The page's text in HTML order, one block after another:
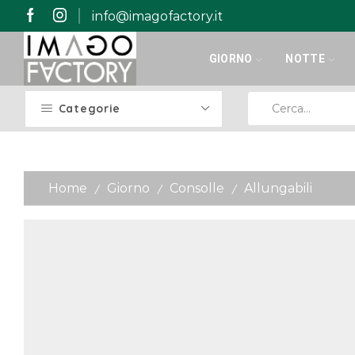
info@imagofactory.it
GIORNO NOTTE
Categorie
Home / Giorno / Consolle / Allungabili